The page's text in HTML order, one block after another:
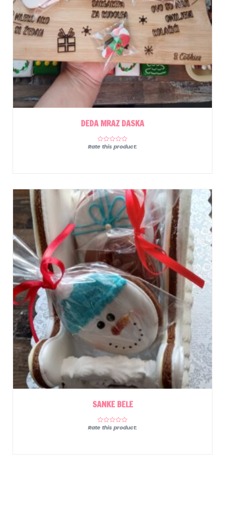
DEDA MRAZ DASKA
Rate this product:
SANKE BELE
Rate this product: